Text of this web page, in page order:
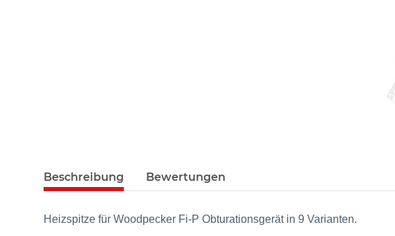
Beschreibung Bewertungen
Heizspitze für Woodpecker Fi-P Obturationsgerät in 9 Varianten.